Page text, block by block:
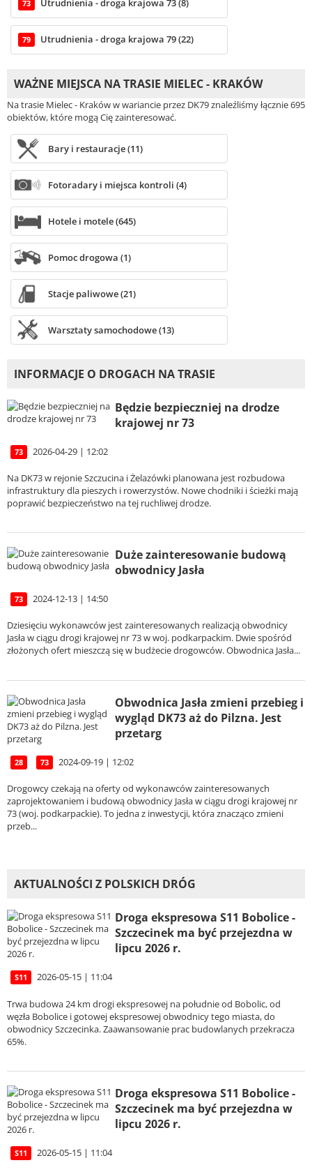
73
79 Utrudnienia - droga krajowa 79 (22)
WAŻNE MIEJSCA NA TRASIE MIELEC - KRAKÓW
Na trasie Mielec - Kraków w wariancie przez DK79 znaleźliśmy łącznie 695
obiektów, które mogą Cię zainteresować.
Bary i restauracje (11)
Fotoradary i miejsca kontroli (4)
Hotele i motele (645)
Pomoc drogowa (1)
Stacje paliwowe (21)
Warsztaty samochodowe (13)
INFORMACJE O DROGACH NA TRASIE
Będzie bezpieczniej na drodze
krajowej nr 73
73 2026-04-29 | 12:02
Na DK73 w rejonie Szczucina i Żelazówki planowana jest rozbudowa
infrastruktury dla pieszych i rowerzystów. Nowe chodniki i ścieżki mają
poprawić bezpieczeństwo na tej ruchliwej drodze.
Duże zainteresowanie budową
obwodnicy Jasła
73 2024-12-13 | 14:50
Dziesięciu wykonawców jest zainteresowanych realizacją obwodnicy
Jasła w ciągu drogi krajowej nr 73 w woj. podkarpackim. Dwie spośród
złożonych ofert mieszczą się w budżecie drogowców. Obwodnica Jasła...
Obwodnica Jasła zmieni przebieg i
wygląd DK73 aż do Pilzna. Jest
przetarg
28 73 2024-09-19 | 12:02
Drogowcy czekają na oferty od wykonawców zainteresowanych
zaprojektowaniem i budową obwodnicy Jasła w ciągu drogi krajowej nr
73 (woj. podkarpackie). To jedna z inwestycji, która znacząco zmieni
przeb...
AKTUALNOŚCI Z POLSKICH DRÓG
Droga ekspresowa S11 Bobolice -
Szczecinek ma być przejezdna w
lipcu 2026 r.
S11 2026-05-15 | 11:04
Trwa budowa 24 km drogi ekspresowej na południe od Bobolic, od
węzła Bobolice i gotowej ekspresowej obwodnicy tego miasta, do
obwodnicy Szczecinka. Zaawansowanie prac budowlanych przekracza
65%.
Droga ekspresowa S11 Bobolice -
Szczecinek ma być przejezdna w
lipcu 2026 r.
S11 2026-05-15 | 11:04